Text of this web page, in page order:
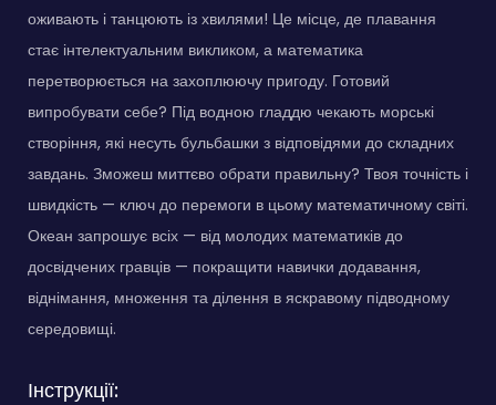
оживають і танцюють із хвилями! Це місце, де плавання
стає інтелектуальним викликом, а математика
перетворюється на захоплюючу пригоду. Готовий
випробувати себе? Під водною гладдю чекають морські
створіння, які несуть бульбашки з відповідями до складних
завдань. Зможеш миттєво обрати правильну? Твоя точність і
швидкість — ключ до перемоги в цьому математичному світі.
Океан запрошує всіх — від молодих математиків до
досвідчених гравців — покращити навички додавання,
віднімання, множення та ділення в яскравому підводному
середовищі.
Інструкції: